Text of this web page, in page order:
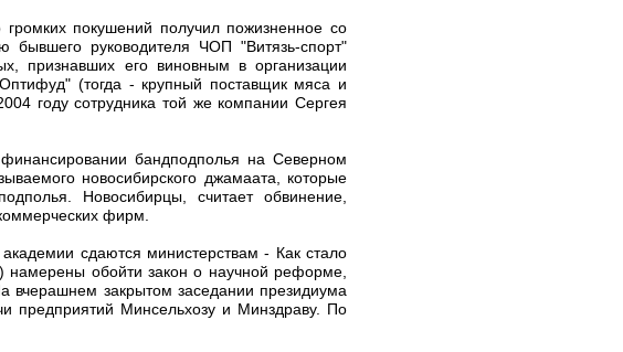
покушений получил пожизненное со
бывшего руководителя ЧОП "Витязь-спорт"
признавших его виновным в организации
(тогда - крупный поставщик мяса и
году сотрудника той же компании Сергея
бандподполья на Северном
новосибирского джамаата, которые
Новосибирцы, считает обвинение,
фирм.
сдаются министерствам - Как стало
намерены обойти закон о научной реформе,
вчерашнем закрытом заседании президиума
предприятий Минсельхозу и Минздраву. По